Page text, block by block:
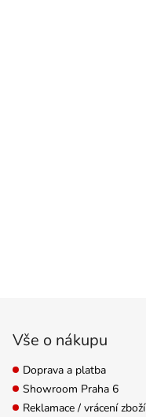
Vše o nákupu
Doprava a platba
Showroom Praha 6
Reklamace / vrácení zboží